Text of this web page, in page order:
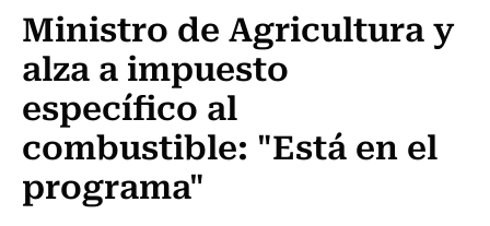
Ministro de Agricultura y
alza a impuesto
específico al
combustible: "Está en el
programa"